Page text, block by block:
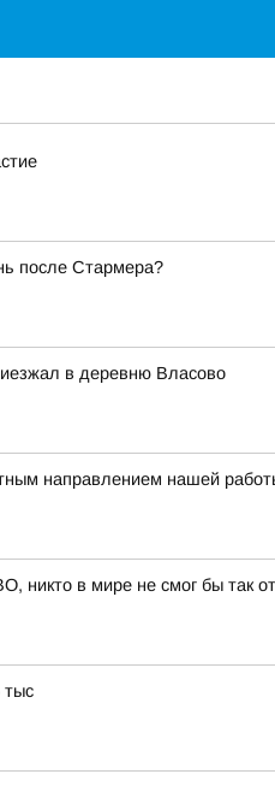
после Стармера?
в деревню Власово
направлением нашей
никто в мире не смог бы так
тыс